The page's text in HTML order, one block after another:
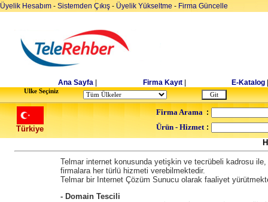
Üyelik Hesabım - Sistemden Çıkış - Üyelik Yükseltme - Firma Güncelle
Ana Sayfa Firma Kayıt E-Katalog
Ulke Seçiniz
Türkiye
Firma Arama :
Ürün - Hizmet :
Telmar internet konusunda yetişkin ve tecrübeli kadrosu ile,
firmalara her türlü hizmeti verebilmektedir.
Telmar bir Internet Çözüm Sunucu olarak faaliyet
- Domain Tescili